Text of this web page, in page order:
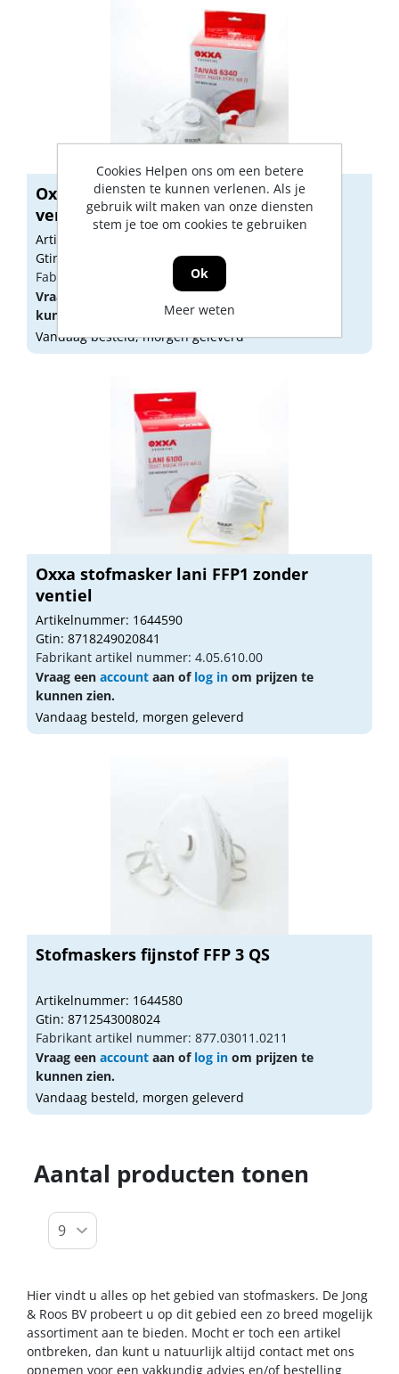
Oxxa stofmasker taivas FFP3 met
ventiel
Artikelnummer: 1644596
Gtin: 8718249021046
Fabrikant artikel nummer: 4.05.634.00
Vraag een
aan oflog in
kunnen zien.
Vandaag besteld, morgen geleverd
Oxxa stofmasker lani FFP1 zonder
ventiel
Artikelnummer: 1644590
Gtin: 8718249020841
Fabrikant artikel nummer: 4.05.610.00
Vraag een account aan of log in om prijzen te
kunnen zien.
Vandaag besteld, morgen geleverd
Stofmaskers fijnstof FFP 3 QS
Artikelnummer: 1644580
Gtin: 8712543008024
Fabrikant artikel nummer: 877.03011.0211
Vraag een account aan of log in om prijzen te
kunnen zien.
Vandaag besteld, morgen geleverd
Aantal producten tonen
Hier vindt u alles op het gebied van stofmaskers. De Jong
& Roos BV probeert u op dit gebied een zo breed mogelijk
assortiment aan te bieden. Mocht er toch een artikel
ontbreken, dan kunt u natuurlijk altijd contact met ons
opnemen voor een vakkundig advies en/of bestelling
Cookies Helpen ons om een betere
diensten te kunnen verlenen. Als je
gebruik wilt maken van onze diensten
stem je toe om cookies te gebruiken
Ok
Meer weten